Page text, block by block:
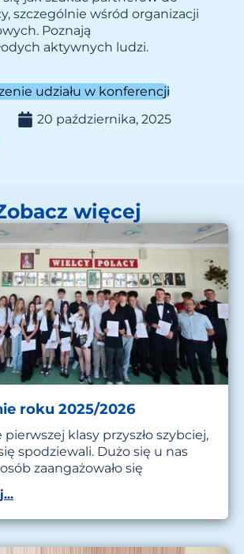
szczególnie wśród organizacji
Poznają
aktywnych ludzi.
udziału w konferencji
20 października, 2025
więcej
roku 2025/2026
klasy przyszło szybciej,
spodziewali. Dużo się u nas
zaangażowało się